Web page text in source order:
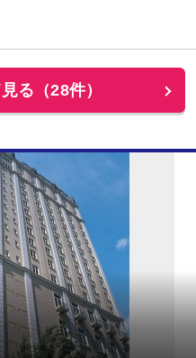
る（28件）